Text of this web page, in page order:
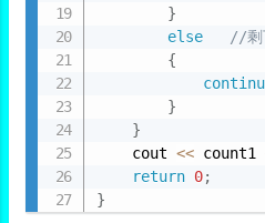
}
else
//剩
{
}
}
    cout
<< count1
return 0;
}